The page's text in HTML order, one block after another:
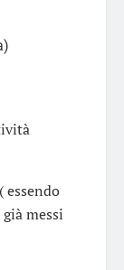
essendo
messi